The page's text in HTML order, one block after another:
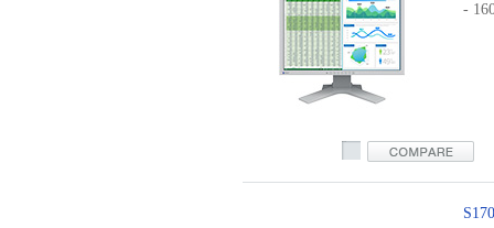
-